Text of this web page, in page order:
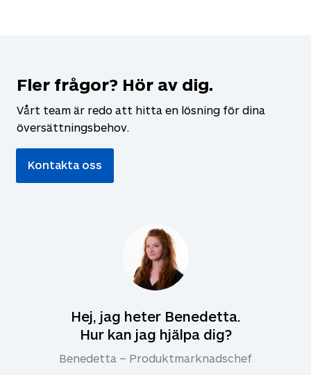
Fler frågor? Hör av dig.
Vårt team är redo att hitta en lösning för dina
översättningsbehov.
Kontakta oss
Hej, jag heter Benedetta.
Hur kan jag hjälpa dig?
Benedetta – Produktmarknadschef